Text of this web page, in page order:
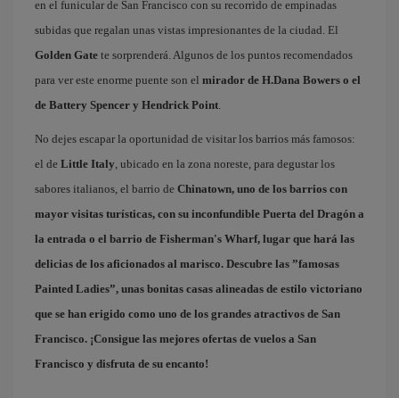
en el funicular de San Francisco con su recorrido de empinadas
subidas que regalan unas vistas impresionantes de la ciudad. El
Golden Gate te sorprenderá. Algunos de los puntos recomendados
para ver este enorme puente son el mirador de H.Dana Bowers o el
de Battery Spencer y Hendrick Point
No dejes escapar la oportunidad de visitar los barrios más famosos:
el de Little Italy , ubicado en la zona noreste, para degustar los
sabores italianos, el barrio de Chinatown, uno de los barrios con
mayor visitas turísticas, con su inconfundible Puerta del Dragón a
la entrada o el barrio de Fisherman's Wharf, lugar que hará las
delicias de los aficionados al marisco. Descubre las ”famosas
Painted Ladies”, unas bonitas casas alineadas de estilo victoriano
que se han erigido como uno de los grandes atractivos de San
Francisco. ¡Consigue las mejores ofertas de vuelos a San
Francisco y disfruta de su encanto!